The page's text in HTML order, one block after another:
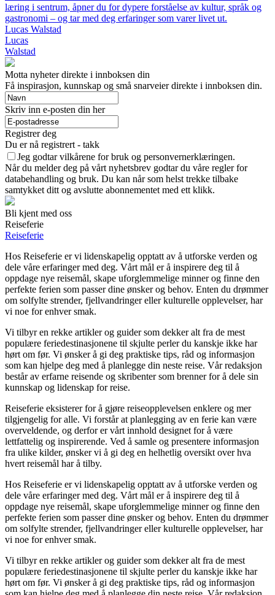
læring i sentrum, åpner du for dypere forståelse av kultur, språk og
gastronomi – og tar med deg erfaringer som varer livet ut.
Lucas Walstad
Lucas
Walstad
Motta nyheter direkte i innboksen din
Få inspirasjon, kunnskap og små snarveier direkte i innboksen din.
Skriv inn e-posten din her
Registrer deg
Du er nå registrert - takk
Jeg godtar vilkårene for bruk og personvernerklæringen.
Når du melder deg på vårt nyhetsbrev godtar du våre regler for
databehandling og bruk. Du kan når som helst trekke tilbake
samtykket ditt og avslutte abonnementet med ett klikk.
Bli kjent med oss
Reiseferie
Reiseferie
Hos Reiseferie er vi lidenskapelig opptatt av å utforske verden og
dele våre erfaringer med deg. Vårt mål er å inspirere deg til å
oppdage nye reisemål, skape uforglemmelige minner og finne den
perfekte ferien som passer dine ønsker og behov. Enten du drømmer
om solfylte strender, fjellvandringer eller kulturelle opplevelser, har
vi noe for enhver smak.
Vi tilbyr en rekke artikler og guider som dekker alt fra de mest
populære feriedestinasjonene til skjulte perler du kanskje ikke har
hørt om før. Vi ønsker å gi deg praktiske tips, råd og informasjon
som kan hjelpe deg med å planlegge din neste reise. Vår redaksjon
består av erfarne reisende og skribenter som brenner for å dele sin
kunnskap og lidenskap for reise.
Reiseferie eksisterer for å gjøre reiseopplevelsen enklere og mer
tilgjengelig for alle. Vi forstår at planlegging av en ferie kan være
overveldende, og derfor er vårt innhold designet for å være
lettfattelig og inspirerende. Ved å samle og presentere informasjon
fra ulike kilder, ønsker vi å gi deg en helhetlig oversikt over hva
hvert reisemål har å tilby.
Hos Reiseferie er vi lidenskapelig opptatt av å utforske verden og
dele våre erfaringer med deg. Vårt mål er å inspirere deg til å
oppdage nye reisemål, skape uforglemmelige minner og finne den
perfekte ferien som passer dine ønsker og behov. Enten du drømmer
om solfylte strender, fjellvandringer eller kulturelle opplevelser, har
vi noe for enhver smak.
Vi tilbyr en rekke artikler og guider som dekker alt fra de mest
populære feriedestinasjonene til skjulte perler du kanskje ikke har
hørt om før. Vi ønsker å gi deg praktiske tips, råd og informasjon